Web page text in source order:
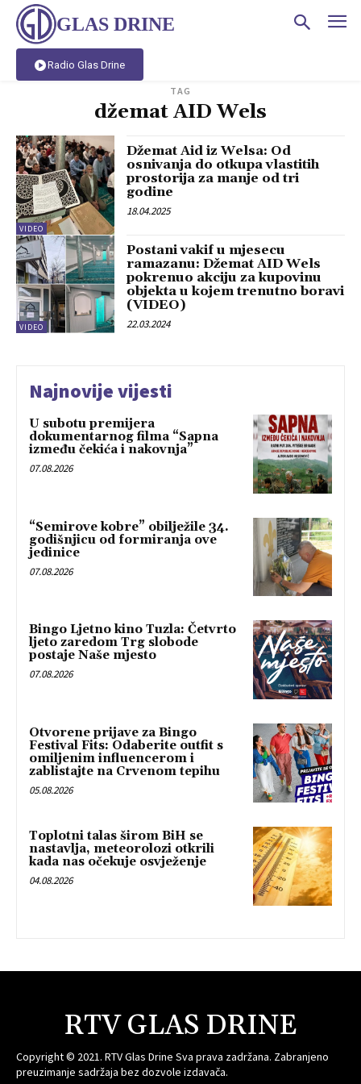
GLAS DRINE
Radio Glas Drine
TAG
džemat AID Wels
VIDEO
Džemat Aid iz Welsa: Od
osnivanja do otkupa vlastitih
prostorija za manje od tri
godine
18.04.2025
VIDEO
Postani vakif u mjesecu
ramazanu: Džemat AID Wels
pokrenuo akciju za kupovinu
objekta u kojem trenutno boravi
(VIDEO)
22.03.2024
Najnovije vijesti
U subotu premijera
dokumentarnog filma “Sapna
između čekića i nakovnja”
07.08.2026
“Semirove kobre” obilježile 34.
godišnjicu od formiranja ove
jedinice
07.08.2026
Bingo Ljetno kino Tuzla: Četvrto
ljeto zaredom Trg slobode
postaje Naše mjesto
07.08.2026
Otvorene prijave za Bingo
Festival Fits: Odaberite outfit s
omiljenim influencerom i
zablistajte na Crvenom tepihu
05.08.2026
Toplotni talas širom BiH se
nastavlja, meteorolozi otkrili
kada nas očekuje osvježenje
04.08.2026
RTV GLAS DRINE
Copyright © 2021. RTV Glas Drine Sva prava zadržana. Zabranjeno
preuzimanje sadržaja bez dozvole izdavača.